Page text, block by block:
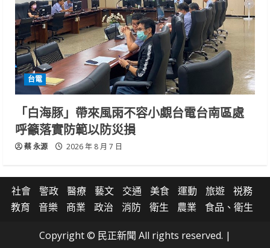
台電
「白海豚」帶來風雨不容小覷台電台南區處
呼籲落實防範以防災損
蔡 永源 2026 年 8 月 7 日
社會 警政 醫療 藝文 交通 美食 運動 旅遊
祱務
教育
音樂 商業 政治 消防 衛生 農業 食品、衛生
Copyright © 民正新聞 All rights reserved. |